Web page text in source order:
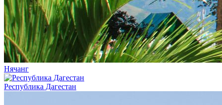
Нячанг
Республика Дагестан